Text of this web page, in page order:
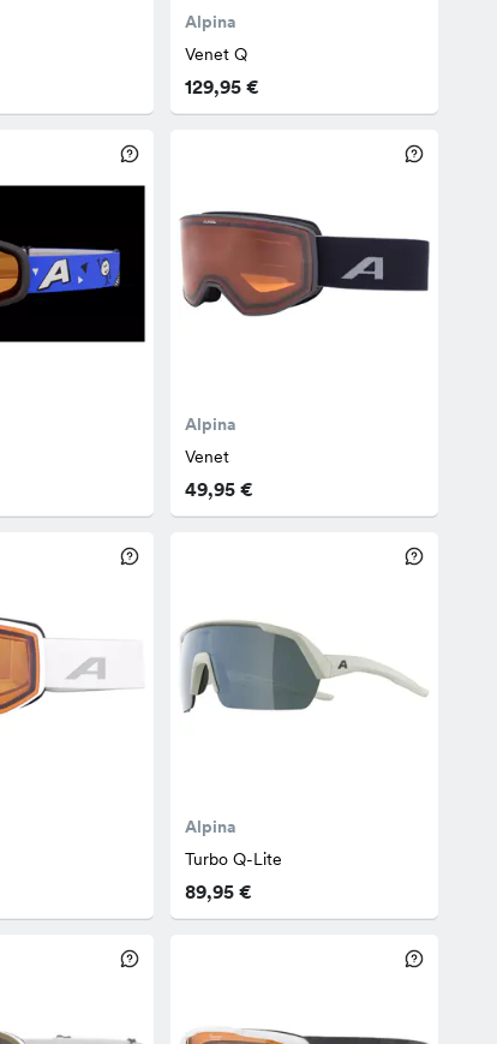
Alpina
Venet Q
129,95 €
Alpina
Venet
49,95 €
Alpina
Turbo Q-Lite
89,95 €